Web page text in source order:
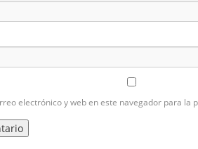
electrónico y web en este navegador para la